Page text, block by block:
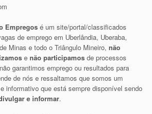
Empregos é um site/portal/classificados
de emprego em Uberlândia, Uberaba,
Minas e todo o Triângulo Mineiro,não
enão participamos de processos
garantimos emprego ou resultados para
de nós e ressaltamos que somos um
e informativo que está sempre disponível sendo
e informar.